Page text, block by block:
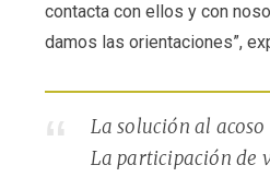
contacta con ellos y con
damos las orientaciones”,
La solución al
La participación de